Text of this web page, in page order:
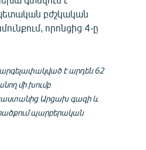
բժշկական
որոնցից 4-ը
է արդեն 62
մի խումբ
Արցախ գազի և
պարբերական